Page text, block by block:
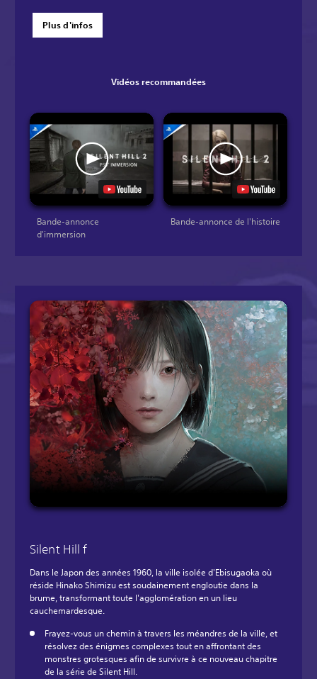
Plus d'infos
Vidéos recommandées
Bande-annonce
d'immersion
Bande-annonce de l'histoire
Silent Hill f
Dans le Japon des années 1960, la ville isolée d'Ebisugaoka où
réside Hinako Shimizu est soudainement engloutie dans la
brume, transformant toute l'agglomération en un lieu
cauchemardesque.
Frayez-vous un chemin à travers les méandres de la ville, et
résolvez des énigmes complexes tout en affrontant des
monstres grotesques afin de survivre à ce nouveau chapitre
de la série de Silent Hill.